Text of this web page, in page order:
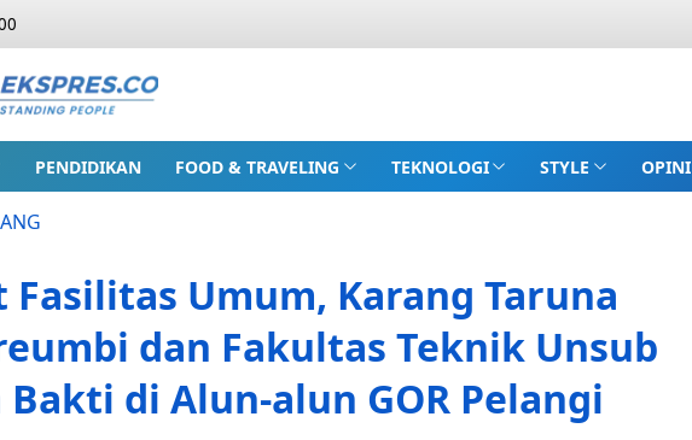
PENDIDIKAN FOOD & TRAVELING TEKNOLOGI STYLE OPINI
Fasilitas Umum, Karang Taruna
dan Fakultas Teknik Unsub
Bakti di Alun-alun GOR Pelangi